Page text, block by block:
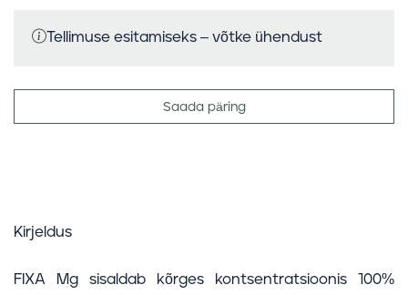
Tellimuse esitamiseks – võtke ühendust
Saada päring
Kirjeldus
FIXA Mg sisaldab kõrges kontsentratsioonis 100%